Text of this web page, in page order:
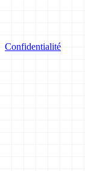
Confidentialité